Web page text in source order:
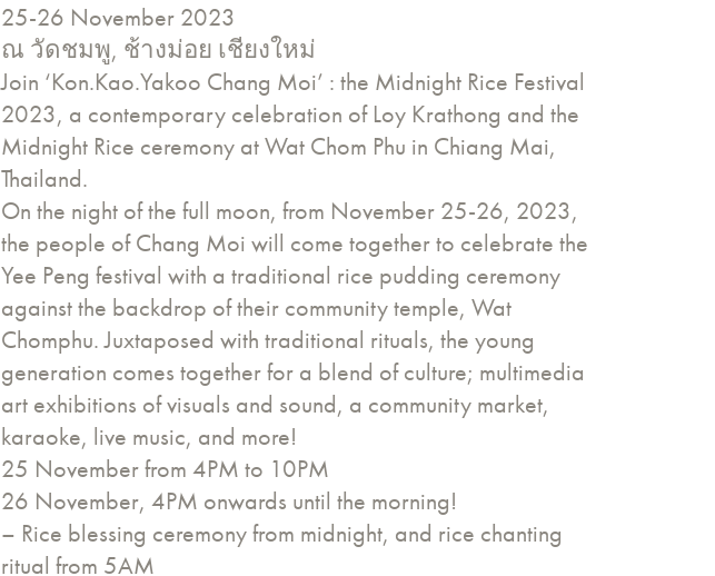
25-26 November 2023
ณ วัดชมพู, ช้างม่อย เชียงใหม่
Join ‘Kon.Kao.Yakoo Chang Moi’ : the Midnight Rice Festival
2023, a contemporary celebration of Loy Krathong and the
Midnight Rice ceremony at Wat Chom Phu in Chiang Mai,
Thailand.
On the night of the full moon, from November 25-26, 2023,
the people of Chang Moi will come together to celebrate the
Yee Peng festival with a traditional rice pudding ceremony
against the backdrop of their community temple, Wat
Chomphu. Juxtaposed with traditional rituals, the young
generation comes together for a blend of culture; multimedia
art exhibitions of visuals and sound, a community market,
karaoke, live music, and more!
25 November from 4PM to 10PM
26 November, 4PM onwards until the morning!
– Rice blessing ceremony from midnight, and rice chanting
ritual from 5AM